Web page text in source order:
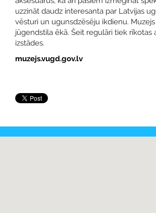
uzzināt daudz interesanta par Latvijas
vēsturi un ugunsdzēsēju ikdienu.
jūgendstila ēkā. Šeit regulāri tiek rīkotas
izstādes.
muzejs.vugd.gov.lv